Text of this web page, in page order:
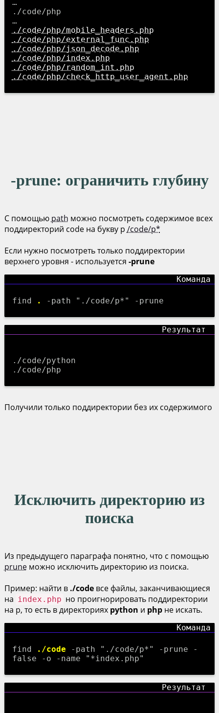
…
./code/php
./code/php/mobile_headers.php
./code/php/external_func.php
./code/php/json_decode.php
./code/php/index.php
./code/php/random_int.php
./code/php/check_http_user_agent.php
-prune: ограничить глубину
С помощью path можно посмотреть содержимое всех
поддиректорий code на букву p /code/p*
Если нужно посмотреть только поддиректории
верхнего уровня - используется -prune
find . -path "./code/p*" -prune
./code/python
Получили только поддиректории без их содержимого
Исключить директорию из
поиска
Из предыдущего параграфа понятно, что с помощью
pruneможно исключить директорию из поиска.
Пример: найти в ./codeвсе файлы, заканчивающиеся
на index.php но проигнорировать поддиректории
на p, то есть в директориях python и phpне искать.
find ./code -path "./code/p*" -prune -
false -o -name "*index.php"